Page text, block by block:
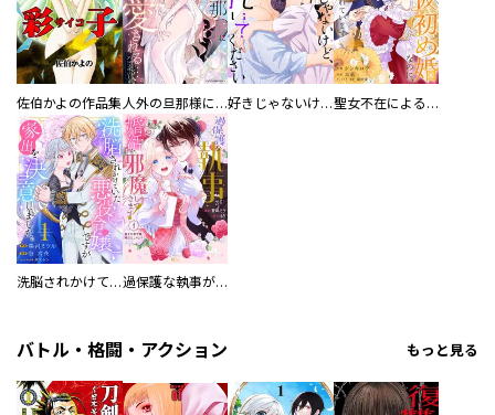
佐伯かよの作品集 人外の旦那様に娶られ毎晩ナカまで愛される…。アンソロジー 好きじゃないけど、抱いてください【電子単行本版／特典おまけ付き】 聖女不在による仮初め婚なのに、不器用な王太子に溺愛されています【電子単行本版／特典おまけ付き】
洗脳されかけていた悪役令嬢ですが家出を決意しました。【電子単行本版／特典おまけ付き】 過保護な執事が私の婚活を邪魔してきます！ 分冊版
バトル・格闘・アクション もっと見る